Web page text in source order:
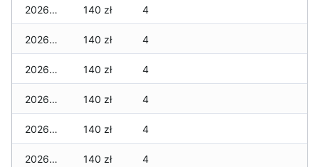
2026-05-03 140 zł 4
2026-05-02 140 zł 4
2026-05-01 140 zł 4
2026-04-30 140 zł 4
2026-04-29 140 zł 4
2026-04-28 140 zł 4